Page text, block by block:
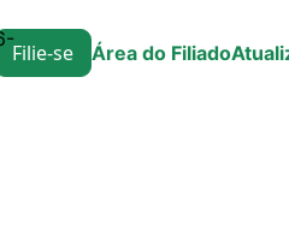
Filie-se Área do Filiado